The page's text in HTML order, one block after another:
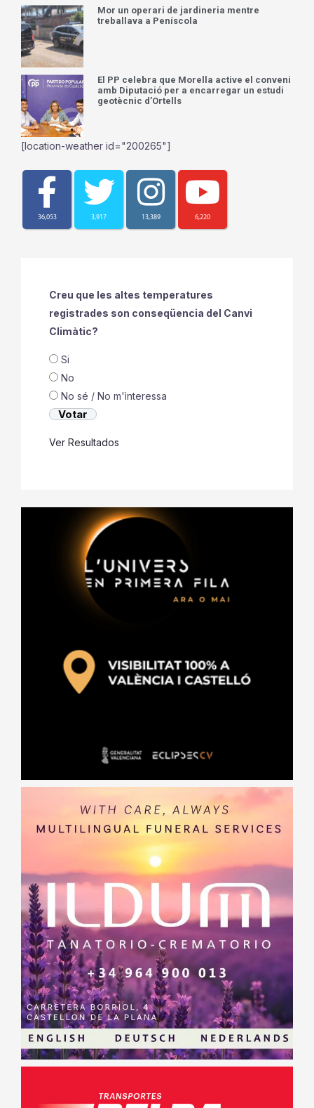
Mor un operari de jardineria mentre
treballava a Peníscola
El PP celebra que Morella active el conveni
amb Diputació per a encarregar un estudi
geotècnic d’Ortells
[location-weather id="200265"]
36,053 3,917 13,389 6,220
Creu que les altes temperatures
registrades son conseqüencia del Canvi
Climàtic?
Si
No
No sé / No m'ìnteressa
Ver Resultados